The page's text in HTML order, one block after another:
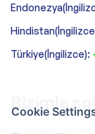
Türkiye(İngilizce):
Bizimle
Cookie